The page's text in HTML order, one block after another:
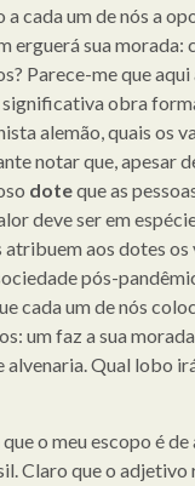
cada um de nós a
erguerá sua morada:
Parece-me que aqui
obra
alemão, quais os
notar que, apesar
doteque as
deve ser em
aos dotes os
pós-
cada um de nós
um faz a sua
alvenaria. Qual lobo
o meu escopo é
Claro que o adjetivo